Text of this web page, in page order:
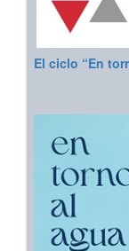
El ciclo “En